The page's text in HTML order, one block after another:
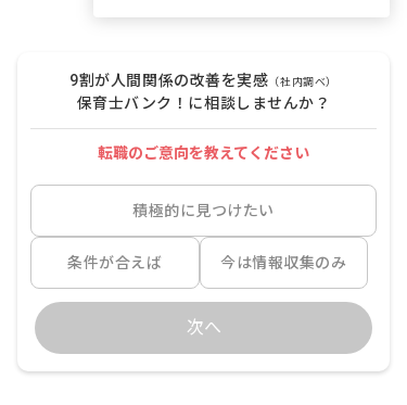
9割が人間関係の改善を実感 （社内調べ）
保育士バンク！に相談しませんか？
転職のご意向を教えてください
積極的に見つけたい
条件が合えば 今は情報収集のみ
次へ